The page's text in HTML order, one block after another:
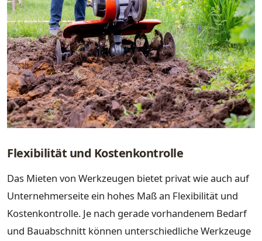
Flexibilität und Kostenkontrolle
Das Mieten von Werkzeugen bietet privat wie auch auf
Unternehmerseite ein hohes Maß an Flexibilität und
Kostenkontrolle. Je nach gerade vorhandenem Bedarf
und Bauabschnitt können unterschiedliche Werkzeuge